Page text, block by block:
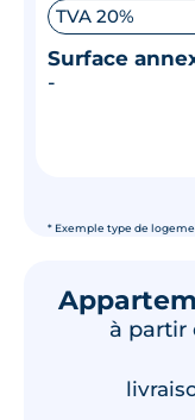
* Exemple type de
TVA 20%
Surface
-
à partir